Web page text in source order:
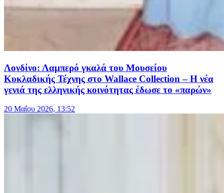
Λονδίνο: Λαμπερό γκαλά του Μουσείου
Κυκλαδικής Τέχνης στο Wallace Collection – Η νέα
γενιά της ελληνικής κοινότητας έδωσε το «παρών»
20 Μαΐου 2026, 13:52